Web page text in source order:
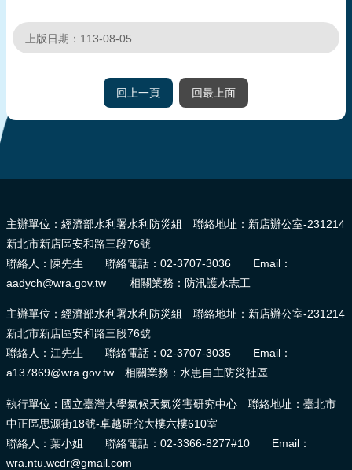
上版日期：113-08-05
回上一頁 回最上面
主辦單位：經濟部水利署水利防災組 聯絡地址：新店辦公室-231214
新北市新店區安和路三段76號
聯絡人：陳先生 聯絡電話：02-3707-3036 Email：
aadych@wra.gov.tw 相關業務：防汛護水志工
主辦單位：經濟部水利署水利防災組 聯絡地址：新店辦公室-231214
新北市新店區安和路三段76號
聯絡人：江先生 聯絡電話：02-3707-3035 Email：
a137869@wra.gov.tw 相關業務：水患自主防災社區
執行單位：國立臺灣大學氣候天氣災害研究中心 聯絡地址：臺北市
中正區思源街18號-卓越研究大樓六樓610室
聯絡人：葉小姐 聯絡電話：02-3366-8277#10 Email：
wra.ntu.wcdr@gmail.com